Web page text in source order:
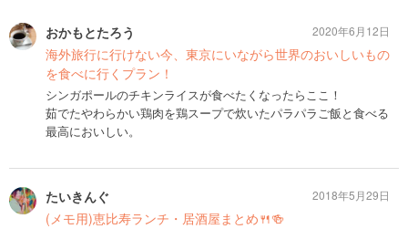
おかもとたろう
海外旅行に行けない今、東京にいながら世界のおいしいもの
を食べに行くプラン！
シンガポールのチキンライスが食べたくなったらここ！
茹でたやわらかい鶏肉を鶏スープで炊いたパラパラご飯と食べる
最高においしい。
2020年6月12日
たいきんぐ
(メモ用)恵比寿ランチ・居酒屋まとめ🍴🍻
2018年5月29日